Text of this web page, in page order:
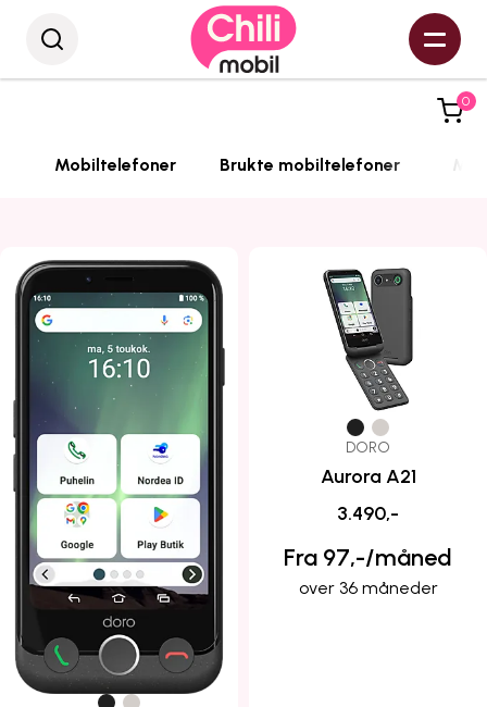
0
Mobiltelefoner Brukte mobiltelefoner
DORO
Aurora A21
3.490,-
Fra 97,-/måned
over 36 måneder